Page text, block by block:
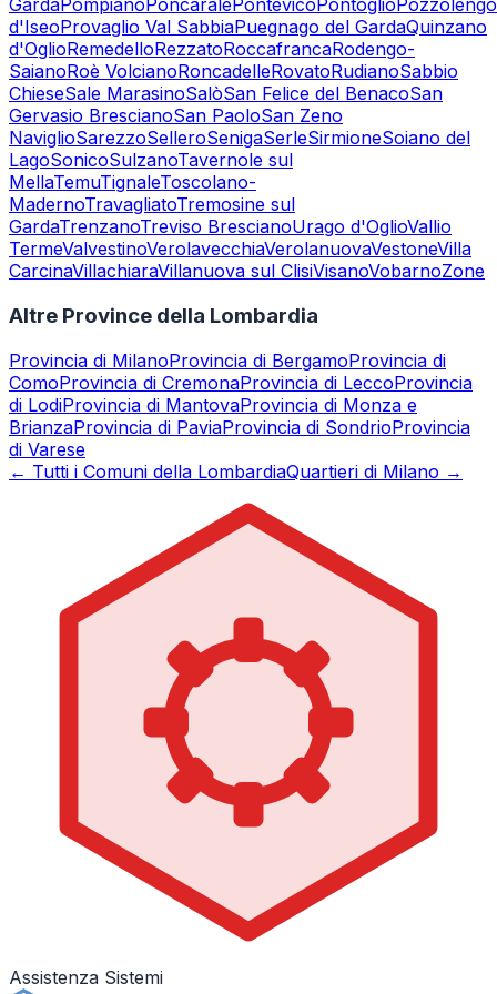
GardaPompianoPoncaralePontevicoPontoglioPozzolengo
d'IseoProvaglio Val SabbiaPuegnago del GardaQuinzano
d'OglioRemedelloRezzatoRoccafrancaRodengo-
SaianoRoè VolcianoRoncadelleRovatoRudianoSabbio
ChieseSale MarasinoSalòSan Felice del BenacoSan
Gervasio BrescianoSan PaoloSan Zeno
NaviglioSarezzoSelleroSenigaSerleSirmioneSoiano del
LagoSonicoSulzanoTavernole sul
MellaTemuTignaleToscolano-
MadernoTravagliatoTremosine sul
GardaTrenzanoTreviso BrescianoUrago d'OglioVallio
TermeValvestinoVerolavecchiaVerolanuovaVestoneVilla
CarcinaVillachiaraVillanuova sul ClisiVisanoVobarnoZone
Altre Province della Lombardia
Provincia di MilanoProvincia di BergamoProvincia di
ComoProvincia di CremonaProvincia di LeccoProvincia
di LodiProvincia di MantovaProvincia di Monza e
BrianzaProvincia di PaviaProvincia di SondrioProvincia
di Varese
← Tutti i Comuni della LombardiaQuartieri di Milano →
Assistenza Sistemi